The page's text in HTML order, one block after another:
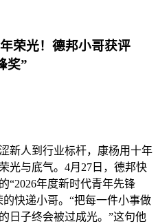
荣光！德邦小哥获评
奖”
新人到行业标杆，康杨用十年
光与底气。4月27日，德邦快
“2026年度新时代青年先锋
快递小哥。“把每一件小事做
日子终会被过成光。”这句他